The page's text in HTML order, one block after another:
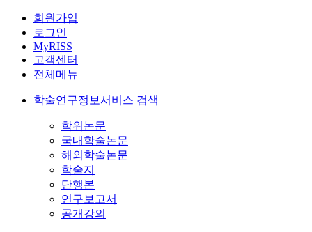
회원가입
로그인
MyRISS
고객센터
전체메뉴
학술연구정보서비스 검색
학위논문
국내학술논문
해외학술논문
학술지
단행본
연구보고서
공개강의